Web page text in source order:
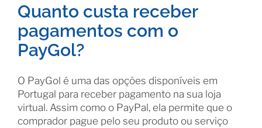
Quanto custa receber
pagamentos com o
PayGol?
O PayGol é uma das opções disponíveis em
Portugal para receber pagamento na sua loja
virtual. Assim como o PayPal, ela permite que o
comprador pague pelo seu produto ou serviço